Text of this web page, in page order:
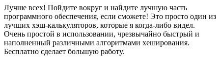
Лучше всех! Пойдите вокруг и найдите лучшую часть
программного обеспечения, если сможете! Это просто один из
лучших хэш-калькуляторов, которые я когда-либо видел.
Очень простой в использовании, чрезвычайно быстрый и
наполненный различными алгоритмами хеширования.
Бесплатно сделает большую работу.